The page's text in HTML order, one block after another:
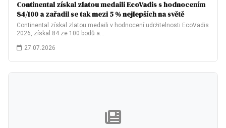
Continental získal zlatou medaili EcoVadis s hodnocením
84/100 a zařadil se tak mezi 5 % nejlepších na světě
Continental získal zlatou medaili v hodnocení udržitelnosti EcoVadis
2026, získal 84 ze 100 bodů a…
27.07.2026